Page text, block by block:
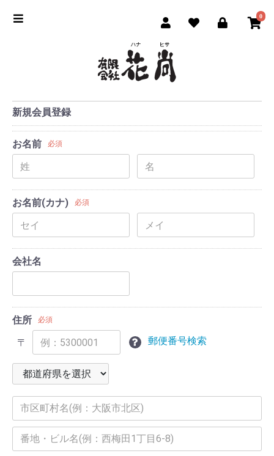
0
新規会員登録
お名前 必須
お名前(カナ) 必須
会社名
住所 必須
〒 郵便番号検索